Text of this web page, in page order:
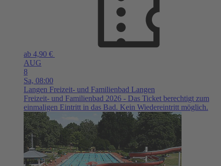
ab 4,90 €
AUG
8
Sa, 08:00
Langen Freizeit- und Familienbad Langen
Freizeit- und Familienbad 2026 - Das Ticket berechtigt zum
einmaligen Eintritt in das Bad. Kein Wiedereintritt möglich.